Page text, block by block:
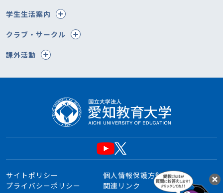
学生生活案内
クラブ・サークル
課外活動
サイトポリシー
個人情報保護方針
プライバシーポリシー
関連リンク